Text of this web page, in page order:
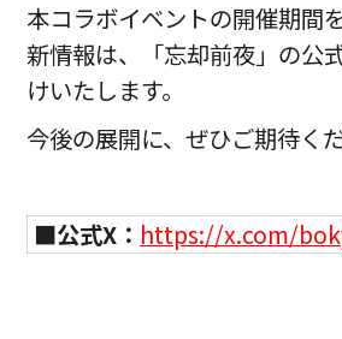
本コラボイベントの開催期間
新情報は、「忘却前夜」の公
けいたします。
今後の展開に、ぜひご期待くだ
■公式X： https://x.com/